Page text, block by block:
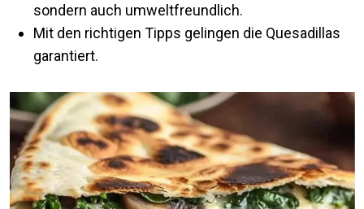
sondern auch umweltfreundlich.
Mit den richtigen Tipps gelingen die Quesadillas
garantiert.